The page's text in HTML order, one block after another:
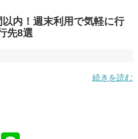
内！週末利用で気軽に行
先8選
続きを読む